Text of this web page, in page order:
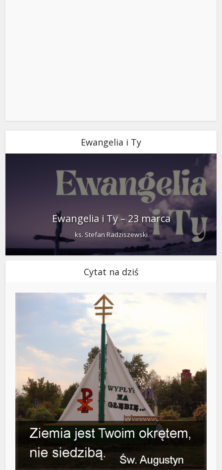
Ewangelia i Ty
Ewangelia i Ty – 23 marca
ks. Stefan Radziszewski
Cytat na dziś